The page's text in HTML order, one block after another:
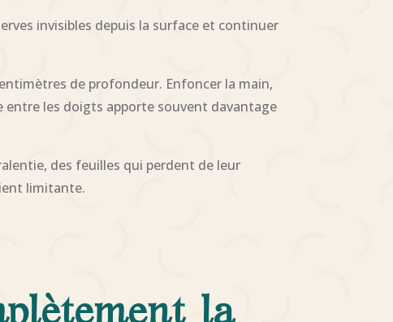
invisibles depuis la surface et continuer
de profondeur. Enfoncer la main,
entre les doigts apporte souvent davantage
des feuilles qui perdent de leur
limitante.
la